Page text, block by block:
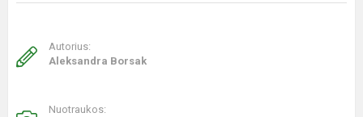
Autorius:
Aleksandra Borsak
Nuotraukos: